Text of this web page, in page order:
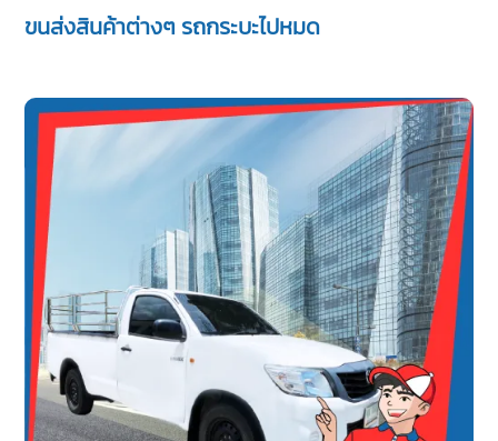
ขนส่งสินค้าต่างๆ รถกระบะไปหมด